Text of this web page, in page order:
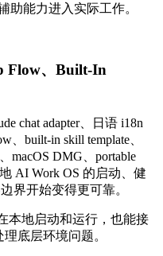
助能力进入实际工作。
Flow、Built-In
chat adapter、日语 i18n
、built-in skill template、
macOS DMG、portable
AI Work OS 的启动、健
界开始变得更可靠。
本地启动和运行，也能接
底层环境问题。